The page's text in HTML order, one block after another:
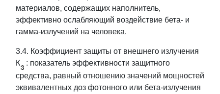
материалов, содержащих наполнитель,
эффективно ослабляющий воздействие бета- и
гамма-излучений на человека.
3.4. Коэффициент защиты от внешнего излучения
К
: показатель эффективности защитного
средства, равный отношению значений мощностей
эквивалентных доз фотонного или бета-излучения